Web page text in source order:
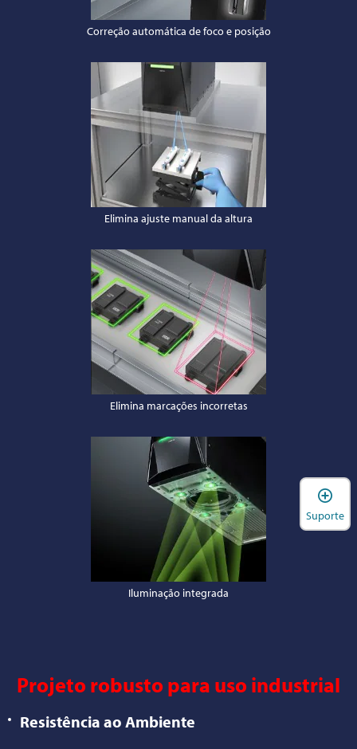
Correção automática de foco e posição
Elimina ajuste manual da altura
Elimina marcações incorretas
Iluminação integrada
Projeto robusto para uso industrial
Resistência ao Ambiente
Suporte